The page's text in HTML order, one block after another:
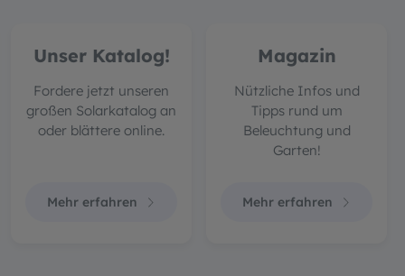
Unser Katalog!
Fordere jetzt unseren
großen Solarkatalog an
oder blättere online.
Mehr erfahren
Magazin
Nützliche Infos und
Tipps rund um
Beleuchtung und
Garten!
Mehr erfahren